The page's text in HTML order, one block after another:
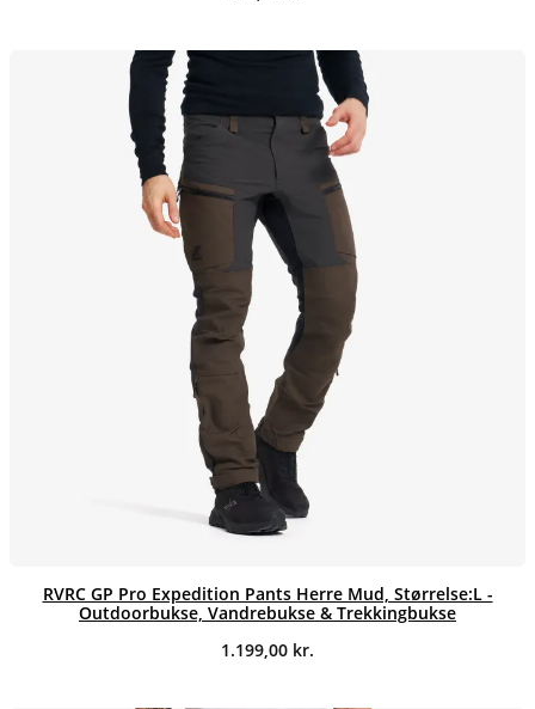
RVRC GP Pro Expedition Pants Herre Mud, Størrelse:L -
Outdoorbukse, Vandrebukse & Trekkingbukse
1.199,00 kr.